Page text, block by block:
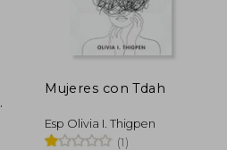
Mujeres con Tdah
Esp Olivia I. Thigpen
(1)